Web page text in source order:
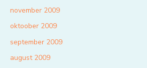
november 2009
oktoober 2009
september 2009
august 2009